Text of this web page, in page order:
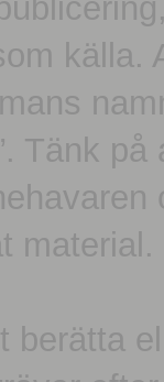
källa.
Tänk
material.
berätta